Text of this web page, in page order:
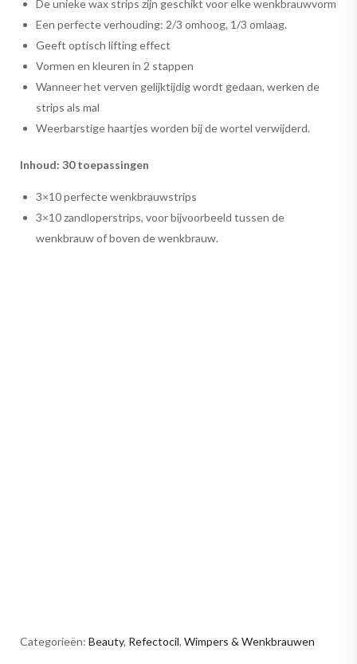
De unieke wax strips zijn geschikt voor elke wenkbrauwvorm
Een perfecte verhouding: 2/3 omhoog, 1/3 omlaag.
Geeft optisch lifting effect
Vormen en kleuren in 2 stappen
Wanneer het verven gelijktijdig wordt gedaan, werken de
strips als mal
Weerbarstige haartjes worden bij de wortel verwijderd.
Inhoud: 30 toepassingen
3×10 perfecte wenkbrauwstrips
3×10 zandloperstrips, voor bijvoorbeeld tussen de
wenkbrauw of boven de wenkbrauw.
Categorieën: Beauty, Refectocil, Wimpers & Wenkbrauwen